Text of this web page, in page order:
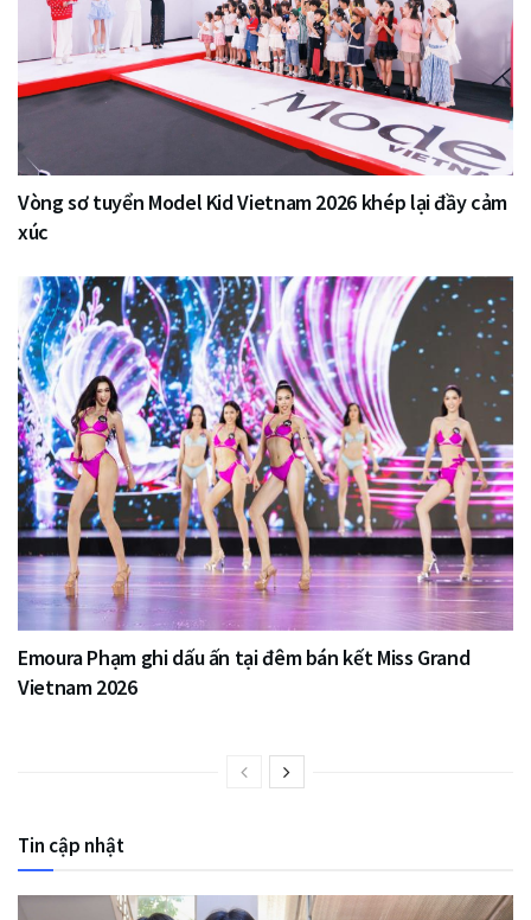
Vòng sơ tuyển Model Kid Vietnam 2026 khép lại đầy cảm
xúc
Emoura Phạm ghi dấu ấn tại đêm bán kết Miss Grand
Vietnam 2026
Tin cập nhật